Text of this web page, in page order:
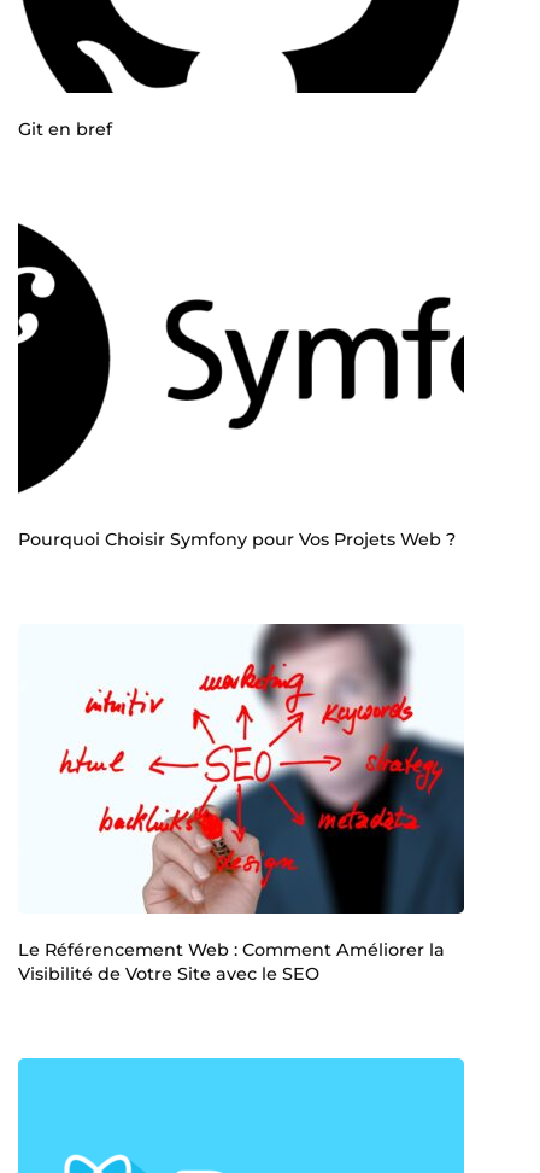
Git en bref
Pourquoi Choisir Symfony pour Vos Projets Web ?
Le Référencement Web : Comment Améliorer la
Visibilité de Votre Site avec le SEO